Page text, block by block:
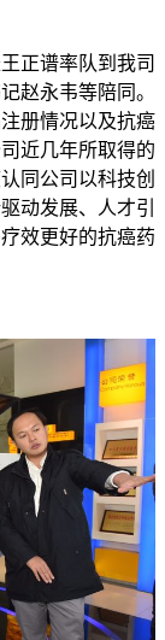
正谱率队到我司
赵永韦等陪同。
册情况以及抗癌
近几年所取得的
同公司以科技创
动发展、人才引
效更好的抗癌药